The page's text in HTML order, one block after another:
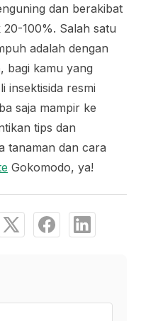
dan berakibat
100%. Salah satu
adalah dengan
bagi kamu yang
insektisida resmi
saja mampir ke
tips dan
tanaman dan cara
Gokomodo, ya!